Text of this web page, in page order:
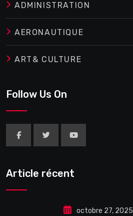
ADMINISTRATION
AERONAUTIQUE
ART& CULTURE
Follow Us On
Article récent
octobre 27, 2025